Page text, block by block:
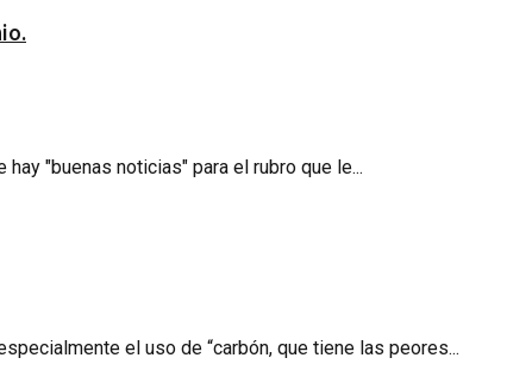
"buenas noticias" para el rubro que le...
el uso de “carbón, que tiene las peores...